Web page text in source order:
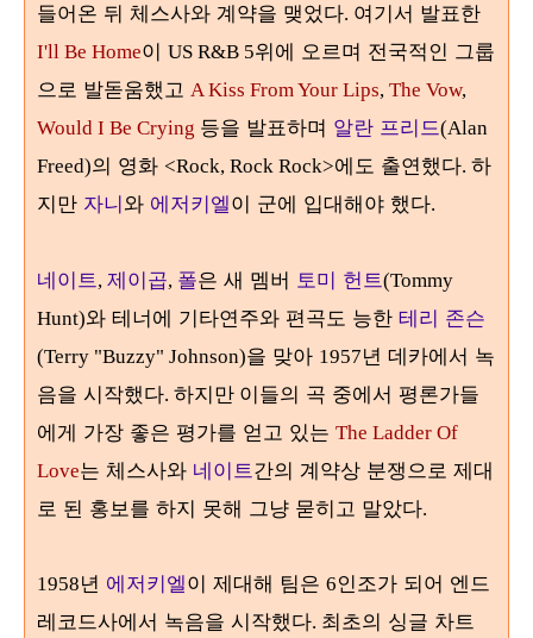
들어온 뒤 체스사와 계약을 맺었다. 여기서 발표한
I'll Be Home이 US R&B 5위에 오르며 전국적인 그룹
으로 발돋움했고 A Kiss From Your Lips, The Vow,
Would I Be Crying 등을 발표하며 알란 프리드(Alan
Freed)의 영화 <Rock, Rock Rock>에도 출연했다. 하
지만 자니와 에저키엘이 군에 입대해야 했다.
네이트 , 제이곱, 폴은 새 멤버 토미 헌트(Tommy
Hunt)와 테너에 기타연주와 편곡도 능한 테리 존슨
(Terry "Buzzy" Johnson)을 맞아 1957년 데카에서 녹
음을 시작했다. 하지만 이들의 곡 중에서 평론가들
에게 가장 좋은 평가를 얻고 있는 The Ladder Of
Love는 체스사와 네이트간의 계약상 분쟁으로 제대
로 된 홍보를 하지 못해 그냥 묻히고 말았다.
1958년 에저키엘이 제대해 팀은 6인조가 되어 엔드
레코드사에서 녹음을 시작했다. 최초의 싱글 차트